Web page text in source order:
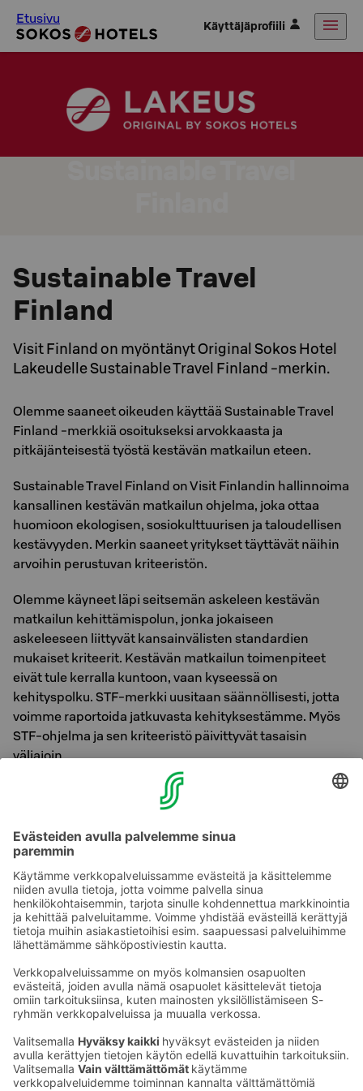
Etusivu Käyttäjäprofiili
Sustainable Travel
Finland
Visit Finland on myöntänyt Original Sokos Hotel
Lakeudelle Sustainable Travel Finland -merkin.
Olemme saaneet oikeuden käyttää Sustainable Travel
Finland -merkkiä osoitukseksi arvokkaasta ja
pitkäjänteisestä työstä kestävän matkailun eteen.
Sustainable Travel Finland on Visit Finlandin hallinnoima
kansallinen kestävän matkailun ohjelma, joka ottaa
huomioon ekologisen, sosiokulttuurisen ja taloudellisen
kestävyyden. Merkin saaneet yritykset täyttävät näihin
arvoihin perustuvan kriteeristön.
Olemme käyneet läpi seitsemän askeleen kestävän
matkailun kehittämispolun, jonka jokaiseen
askeleeseen liittyvät kansainvälisten standardien
mukaiset kriteerit. Kestävän matkailun toimenpiteet
eivät tule kerralla kuntoon, vaan kyseessä on
kehityspolku. STF-merkki uusitaan säännöllisesti, jotta
voimme raportoida jatkuvasta kehityksestämme. Myös
STF-ohjelma ja sen kriteeristö päivittyvät tasaisin
väliajoin.
Lisää Sustainable Travel Finland -merkistä
Lisää Lakeuden vastuullisuudestatäältä >>
Lisää Sokos Hotels -ketjun vastuullisuudestatäältä
>>
Ota yhteyttä
Hotellien yhteystiedot
Asiakaspalvelun yhteystiedot›
Palaute
Anna palautetta
Sokos Hotels uutiskirje
Tilaa uutiskirje
Saat Sokos Hotellien uusimmat
edut ja uutiset sähköpostiisi
kuukausittain.
Palkinnot ja sertifikaatit Sokos Hotels somessa